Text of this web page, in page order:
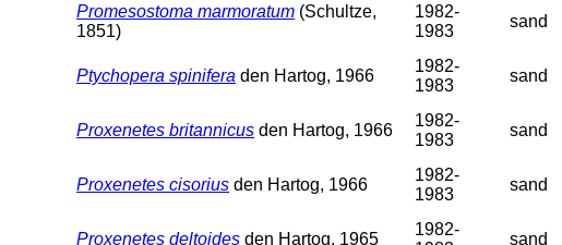
Promesostoma marmoratum (Schultze,
1851)
1982-
1983
sand
Ptychopera spinifera den Hartog, 1966
1982-
1983
sand
Proxenetes britannicus den Hartog, 1966
1982-
1983
sand
Proxenetes cisorius den Hartog, 1966
1982-
1983
sand
Proxenetes deltoides den Hartog, 1965
1982-
sand